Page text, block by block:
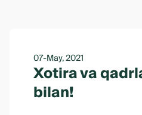
07-May, 2021
Xotira va
bilan!